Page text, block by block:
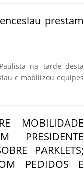
prestam
na tarde desta
e mobilizou equipes
MOBILIDADE
PRESIDENTE
PARKLETS;
PEDIDOS E